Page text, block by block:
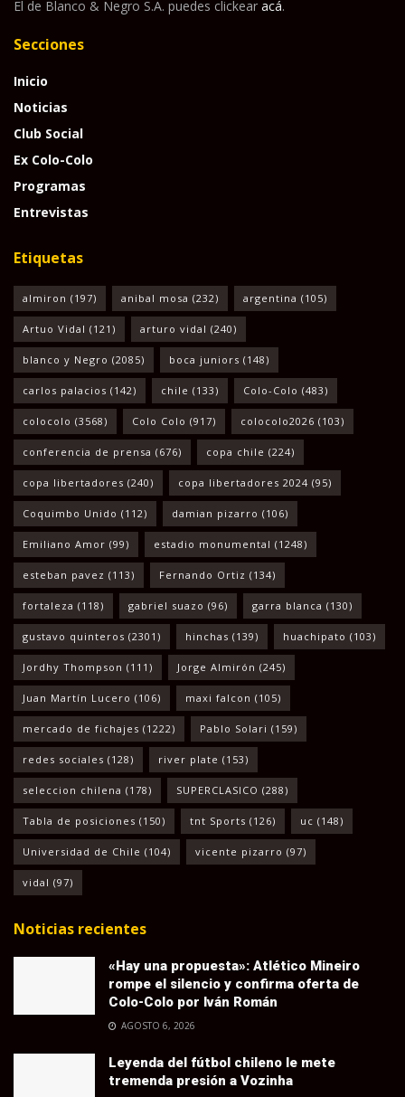
El de Blanco & Negro S.A. puedes clickear acá.
Secciones
Inicio
Noticias
Club Social
Ex Colo-Colo
Programas
Entrevistas
Etiquetas
almiron (197) anibal mosa (232) argentina (105)
Artuo Vidal (121) arturo vidal (240)
blanco y Negro (2085) boca juniors (148)
carlos palacios (142) chile (133) Colo-Colo (483)
colocolo (3568) Colo Colo (917) colocolo2026 (103)
conferencia de prensa (676) copa chile (224)
copa libertadores (240) copa libertadores 2024 (95)
Coquimbo Unido (112) damian pizarro (106)
Emiliano Amor (99) estadio monumental (1248)
esteban pavez (113) Fernando Ortiz (134)
fortaleza (118) gabriel suazo (96) garra blanca (130)
gustavo quinteros (2301) hinchas (139) huachipato (103)
Jordhy Thompson (111) Jorge Almirón (245)
Juan Martín Lucero (106) maxi falcon (105)
mercado de fichajes (1222) Pablo Solari (159)
redes sociales (128) river plate (153)
seleccion chilena (178) SUPERCLASICO (288)
Tabla de posiciones (150) tnt Sports (126) uc (148)
Universidad de Chile (104) vicente pizarro (97)
vidal (97)
Noticias recientes
«Hay una propuesta»: Atlético Mineiro
rompe el silencio y confirma oferta de
Colo-Colo por Iván Román
AGOSTO 6, 2026
Leyenda del fútbol chileno le mete
tremenda presión a Vozinha